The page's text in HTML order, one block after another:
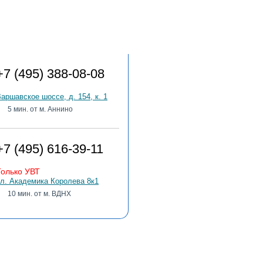
(495) 388-08-08
шоссе, д. 154, к. 1
5 мин. от м. Аннино
(495) 616-39-11
УВТ
Академика Королева 8к1
10 мин. от м. ВДНХ